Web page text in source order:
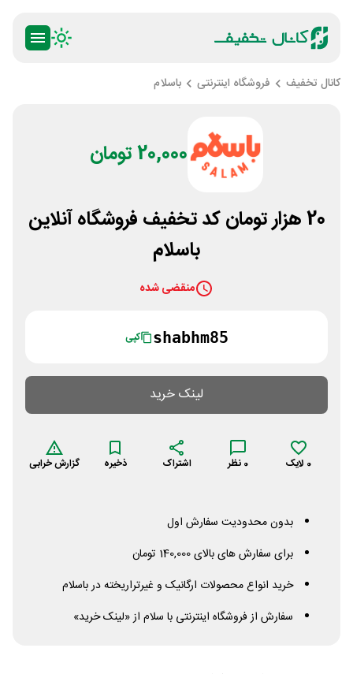
کانال تخفیف فروشگاه اینترنتی باسلام
20,000 تومان
20 هزار تومان کد تخفیف فروشگاه آنلاین
باسلام
منقضی شده
shabhm85 کپی
لینک خرید
0 لایک 0 نظر اشتراک ذخیره گزارش خرابی
بدون محدودیت سفارش اول
برای سفارش های بالای 140,000 تومان
خرید انواع محصولات ارگانیک و غیرتراریخته در باسلام
سفارش از فروشگاه اینترنتی با سلام از «لینک خرید»